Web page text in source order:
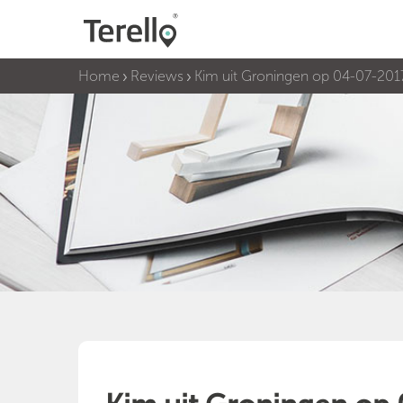
Home Reviews Kim uit Groningen op 04-07-